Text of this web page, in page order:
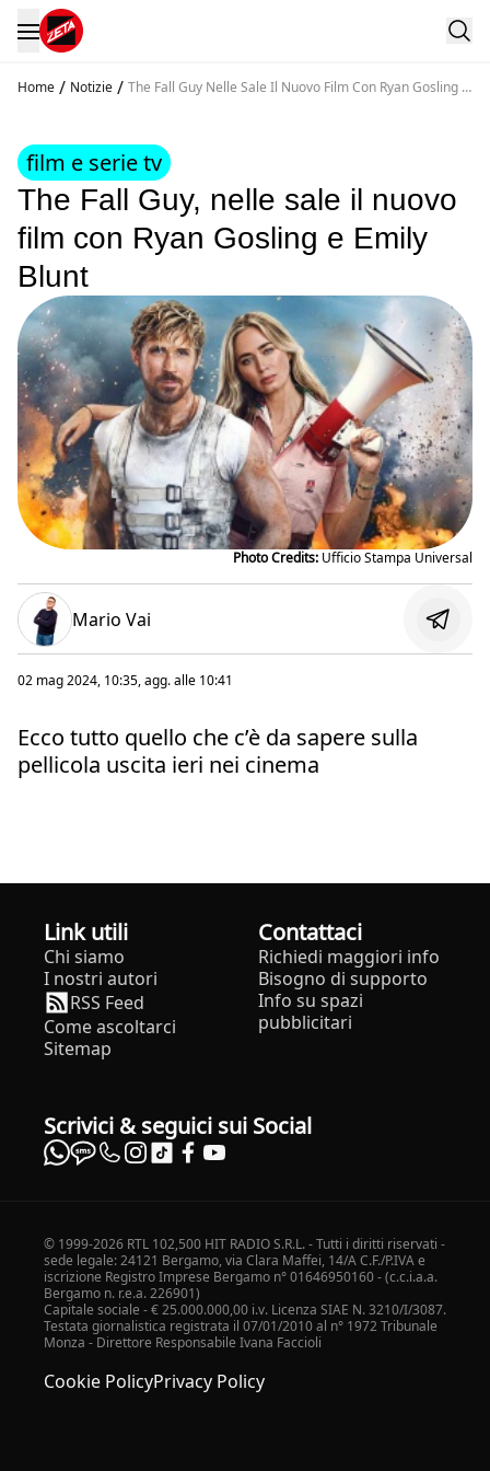
Home / Notizie / The Fall Guy Nelle Sale Il Nuovo Film Con Ryan Gosling E
film e serie tv
The Fall Guy, nelle sale il nuovo
film con Ryan Gosling e Emily
Blunt
Photo Credits:Ufficio Stampa Universal
Mario Vai
02 mag 2024, 10:35, agg. alle 10:41
Ecco tutto quello che c’è da sapere sulla
pellicola uscita ieri nei cinema
Link utili
Chi siamo
I nostri autori
RSS Feed
Come ascoltarci
Sitemap
Contattaci
Richiedi maggiori info
Bisogno di supporto
Info su spazi
pubblicitari
Scrivici & seguici sui Social
© 1999-2026 RTL 102,500 HIT RADIO S.R.L. - Tutti i diritti riservati -
sede legale: 24121 Bergamo, via Clara Maffei, 14/A C.F./P.IVA e
iscrizione Registro Imprese Bergamo n° 01646950160 - (c.c.i.a.a.
Bergamo n. r.e.a. 226901)
Capitale sociale - € 25.000.000,00 i.v. Licenza SIAE N. 3210/I/3087.
Testata giornalistica registrata il 07/01/2010 al n° 1972 Tribunale
Monza - Direttore Responsabile Ivana Faccioli
Cookie PolicyPrivacy Policy